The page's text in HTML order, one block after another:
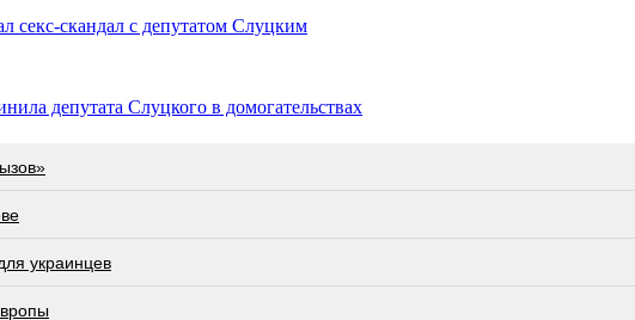
секс-скандал с депутатом Слуцким
депутата Слуцкого в домогательствах
украинцев